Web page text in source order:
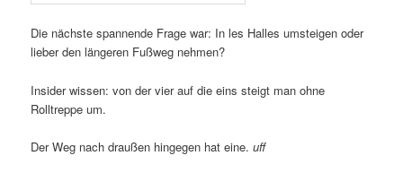
Die nächste spannende Frage war: In les Halles umsteigen oder
lieber den längeren Fußweg nehmen?
Insider wissen: von der vier auf die eins steigt man ohne
Rolltreppe um.
Der Weg nach draußen hingegen hat eine.uff